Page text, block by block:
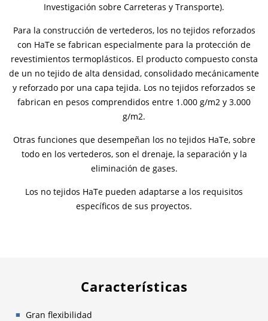
Investigación sobre Carreteras y Transporte).
Para la construcción de vertederos, los no tejidos reforzados
con HaTe se fabrican especialmente para la protección de
revestimientos termoplásticos. El producto compuesto consta
de un no tejido de alta densidad, consolidado mecánicamente
y reforzado por una capa tejida. Los no tejidos reforzados se
fabrican en pesos comprendidos entre 1.000 g/m2 y 3.000
g/m2.
Otras funciones que desempeñan los no tejidos HaTe, sobre
todo en los vertederos, son el drenaje, la separación y la
eliminación de gases.
Los no tejidos HaTe pueden adaptarse a los requisitos
específicos de sus proyectos.
Características
Gran flexibilidad